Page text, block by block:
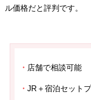
ル価格だと評判です。
・ 店舗で相談可能
・ JR＋宿泊セット